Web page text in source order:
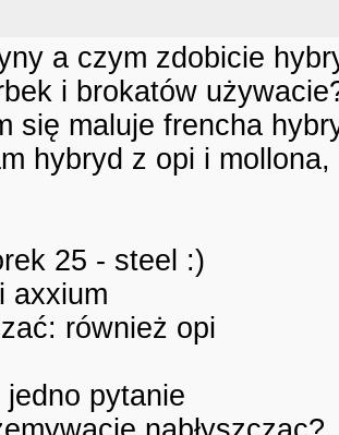
a czym zdobicie
i brokatów
się maluje frencha
hybryd z opi i
25 - steel :)
axxium
również opi
pytanie